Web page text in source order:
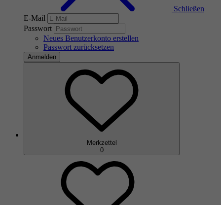
Schließen
E-Mail
Passwort
Neues Benutzerkonto erstellen
Passwort zurücksetzen
Anmelden
Merkzettel
0